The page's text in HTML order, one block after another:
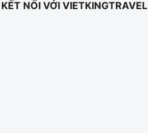
KẾT NỐI VỚI VIETKINGTRAVEL